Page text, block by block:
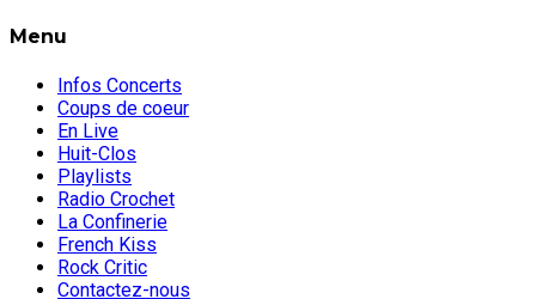
Menu
Infos Concerts
Coups de coeur
En Live
Huit-Clos
Playlists
Radio Crochet
La Confinerie
French Kiss
Rock Critic
Contactez-nous